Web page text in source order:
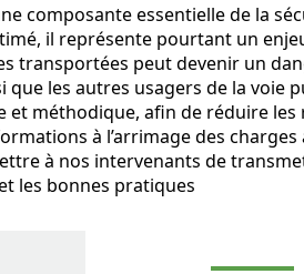
composante essentielle de la
il représente pourtant un
transportées peut devenir un
que les autres usagers de la voie
et méthodique, afin de réduire les
à l’arrimage des
à nos intervenants de
les bonnes pratiques